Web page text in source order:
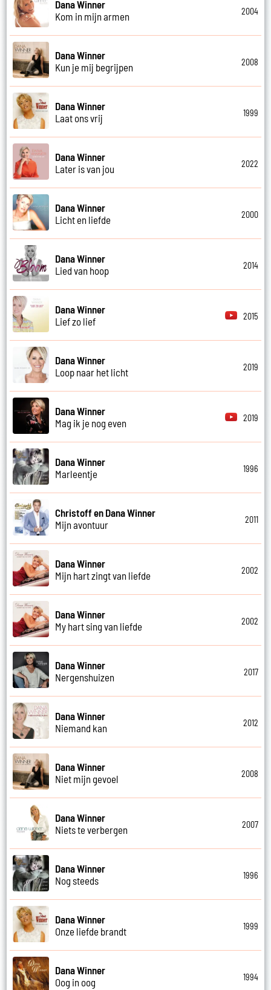
Dana Winner
Kom in mijn armen
2004
Dana Winner
Kun je mij begrijpen
2008
Dana Winner
Laat ons vrij
1999
Dana Winner
Later is van jou
2022
Dana Winner
Licht en liefde
2000
Dana Winner
Lied van hoop
2014
Dana Winner
Lief zo lief
2015
Dana Winner
Loop naar het licht
2019
Dana Winner
Mag ik je nog even
2019
Dana Winner
Marleentje
1996
Christoff en Dana Winner
Mijn avontuur
2011
Dana Winner
Mijn hart zingt van liefde
2002
Dana Winner
My hart sing van liefde
2002
Dana Winner
Nergenshuizen
2017
Dana Winner
Niemand kan
2012
Dana Winner
Niet mijn gevoel
2008
Dana Winner
Niets te verbergen
2007
Dana Winner
Nog steeds
1996
Dana Winner
Onze liefde brandt
1999
Dana Winner
Oog in oog
1994